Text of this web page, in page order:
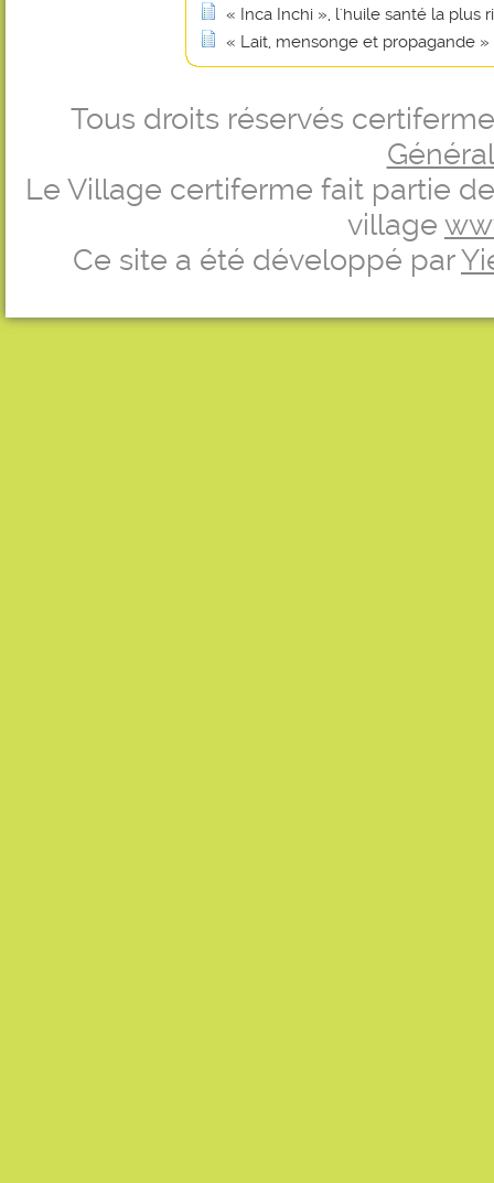
« Inca Inchi », l'huile santé la plus
« Lait, mensonge et propagande »
Tous droits réservés
Le Village certiferme fait partie
village
Ce site a été développé par